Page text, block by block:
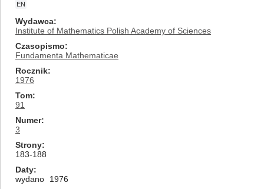
EN
Wydawca
Institute of Mathematics Polish Academy of Sciences
Czasopismo
Fundamenta Mathematicae
Rocznik
1976
Tom
91
Numer
3
Strony
183-188
Daty
wydano
1976